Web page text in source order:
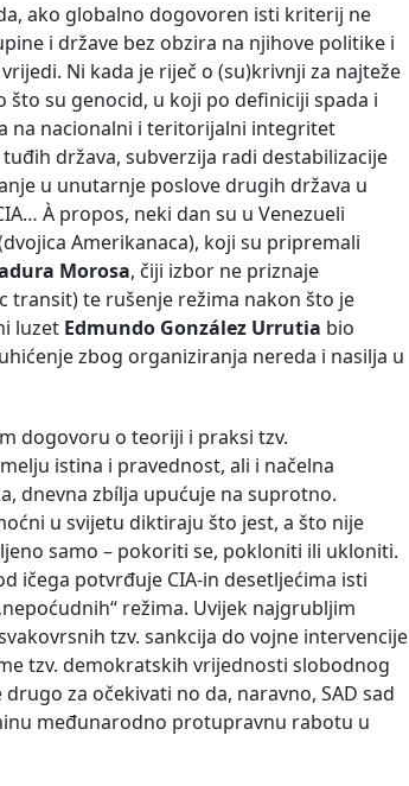
ako globalno dogovoren isti kriterij ne
i države bez obzira na njihove politike i
Ni kada je riječ o (su)krivnji za najteže
su genocid, u koji po definiciji spada i
na nacionalni i teritorijalni integritet
država, subverzija radi destabilizacije
u unutarnje poslove drugih država u
À propos, neki dan su u Venezueli
Amerikanaca), koji su pripremali
Morosa, čiji izbor ne priznaje
transit) te rušenje režima nakon što je
luzet Edmundo González Urrutia bio
zbog organiziranja nereda i nasilja u
dogovoru o teoriji i praksi tzv.
istina i pravednost, ali i načelna
dnevna zbílja upućuje na suprotno.
u svijetu diktiraju što jest, a što nije
samo – pokoriti se, pokloniti ili ukloniti.
ičega potvrđuje CIA-in desetljećima isti
režima. Uvijek najgrubljim
tzv. sankcija do vojne intervencije
tzv. demokratskih vrijednosti slobodnog
za očekivati no da, naravno, SAD sad
međunarodno protupravnu rabotu u